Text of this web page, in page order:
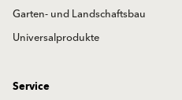
Garten- und Landschaftsbau
Universalprodukte
Service